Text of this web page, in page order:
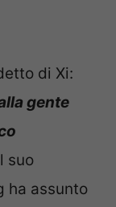
di Xi:
gente
suo
ha assunto